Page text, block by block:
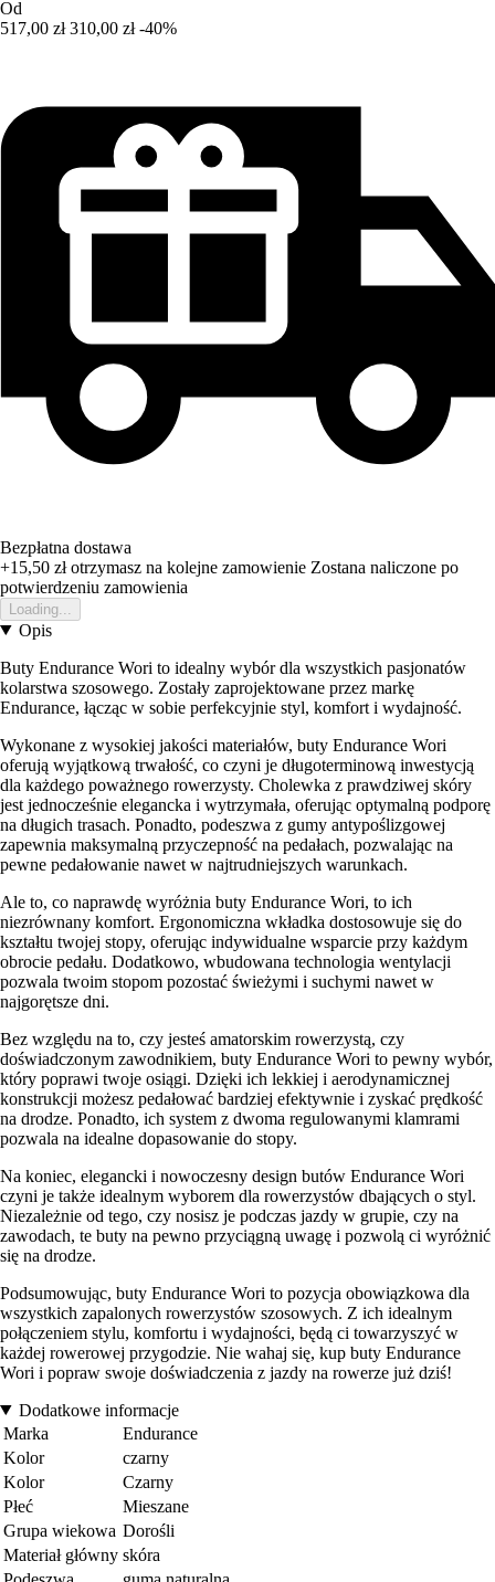
Od
517,00 zł 310,00 zł -40%
Bezpłatna dostawa
+15,50 złotrzymasz na kolejne zamowienie Zostana naliczone po
potwierdzeniu zamowienia
Loading...
Opis
Buty Endurance Wori to idealny wybór dla wszystkich pasjonatów
kolarstwa szosowego. Zostały zaprojektowane przez markę
Endurance, łącząc w sobie perfekcyjnie styl, komfort i wydajność.
Wykonane z wysokiej jakości materiałów, buty Endurance Wori
oferują wyjątkową trwałość, co czyni je długoterminową inwestycją
dla każdego poważnego rowerzysty. Cholewka z prawdziwej skóry
jest jednocześnie elegancka i wytrzymała, oferując optymalną podporę
na długich trasach. Ponadto, podeszwa z gumy antypoślizgowej
zapewnia maksymalną przyczepność na pedałach, pozwalając na
pewne pedałowanie nawet w najtrudniejszych warunkach.
Ale to, co naprawdę wyróżnia buty Endurance Wori, to ich
niezrównany komfort. Ergonomiczna wkładka dostosowuje się do
kształtu twojej stopy, oferując indywidualne wsparcie przy każdym
obrocie pedału. Dodatkowo, wbudowana technologia wentylacji
pozwala twoim stopom pozostać świeżymi i suchymi nawet w
najgorętsze dni.
Bez względu na to, czy jesteś amatorskim rowerzystą, czy
doświadczonym zawodnikiem, buty Endurance Wori to pewny wybór,
który poprawi twoje osiągi. Dzięki ich lekkiej i aerodynamicznej
konstrukcji możesz pedałować bardziej efektywnie i zyskać prędkość
na drodze. Ponadto, ich system z dwoma regulowanymi klamrami
pozwala na idealne dopasowanie do stopy.
Na koniec, elegancki i nowoczesny design butów Endurance Wori
czyni je także idealnym wyborem dla rowerzystów dbających o styl.
Niezależnie od tego, czy nosisz je podczas jazdy w grupie, czy na
zawodach, te buty na pewno przyciągną uwagę i pozwolą ci wyróżnić
się na drodze.
Podsumowując, buty Endurance Wori to pozycja obowiązkowa dla
wszystkich zapalonych rowerzystów szosowych. Z ich idealnym
połączeniem stylu, komfortu i wydajności, będą ci towarzyszyć w
każdej rowerowej przygodzie. Nie wahaj się, kup buty Endurance
Wori i popraw swoje doświadczenia z jazdy na rowerze już dziś!
Dodatkowe informacje
Marka
Endurance
Kolor
czarny
Kolor
Czarny
Płeć
Mieszane
Grupa wiekowa Dorośli
Materiał główny skóra